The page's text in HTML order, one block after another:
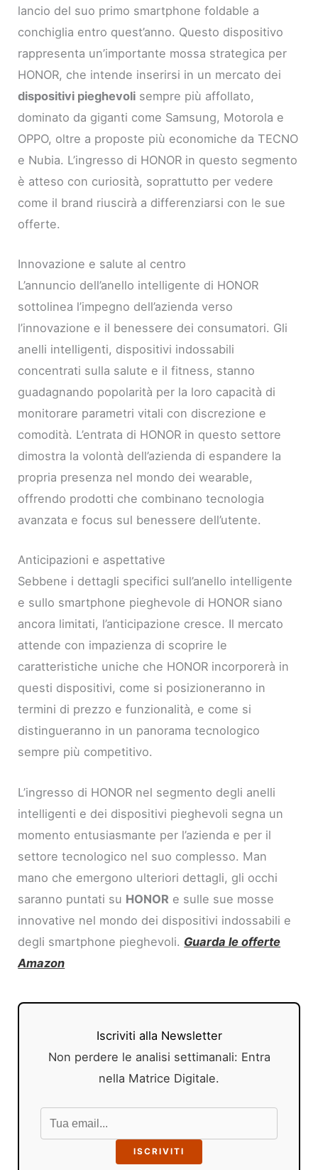
lancio del suo primo smartphone foldable a
conchiglia entro quest’anno. Questo dispositivo
rappresenta un’importante mossa strategica per
HONOR, che intende inserirsi in un mercato dei
dispositivi pieghevoli sempre più affollato,
dominato da giganti come Samsung, Motorola e
OPPO, oltre a proposte più economiche da TECNO
e Nubia. L’ingresso di HONOR in questo segmento
è atteso con curiosità, soprattutto per vedere
come il brand riuscirà a differenziarsi con le sue
offerte.
Innovazione e salute al centro
L’annuncio dell’anello intelligente di HONOR
sottolinea l’impegno dell’azienda verso
l’innovazione e il benessere dei consumatori. Gli
anelli intelligenti, dispositivi indossabili
concentrati sulla salute e il fitness, stanno
guadagnando popolarità per la loro capacità di
monitorare parametri vitali con discrezione e
comodità. L’entrata di HONOR in questo settore
dimostra la volontà dell’azienda di espandere la
propria presenza nel mondo dei wearable,
offrendo prodotti che combinano tecnologia
avanzata e focus sul benessere dell’utente.
Anticipazioni e aspettative
Sebbene i dettagli specifici sull’anello intelligente
e sullo smartphone pieghevole di HONOR siano
ancora limitati, l’anticipazione cresce. Il mercato
attende con impazienza di scoprire le
caratteristiche uniche che HONOR incorporerà in
questi dispositivi, come si posizioneranno in
termini di prezzo e funzionalità, e come si
distingueranno in un panorama tecnologico
sempre più competitivo.
L’ingresso di HONOR nel segmento degli anelli
intelligenti e dei dispositivi pieghevoli segna un
momento entusiasmante per l’azienda e per il
settore tecnologico nel suo complesso. Man
mano che emergono ulteriori dettagli, gli occhi
saranno puntati su HONOR e sulle sue mosse
innovative nel mondo dei dispositivi indossabili e
degli smartphone pieghevoli. Guarda le offerte
Amazon
Iscriviti alla Newsletter
Non perdere le analisi settimanali: Entra
nella Matrice Digitale.
ISCRIVITI